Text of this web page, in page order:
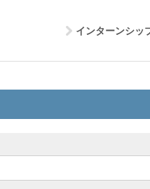
インターンシッ